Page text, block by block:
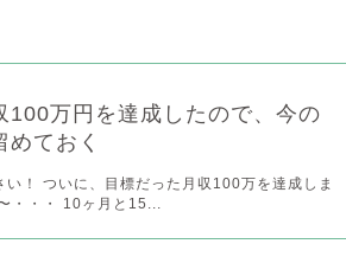
100万円を達成したので、今の
ておく
い！ ついに、目標だった月収100万を達成しま
・・・ 10ヶ月と15...